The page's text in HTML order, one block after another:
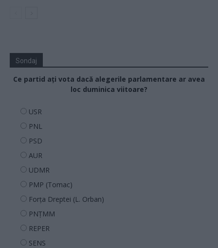
Sondaj
Ce partid ați vota dacă alegerile parlamentare ar avea
loc duminica viitoare?
USR
PNL
PSD
AUR
UDMR
PMP (Tomac)
Forța Dreptei (L. Orban)
PNȚMM
REPER
SENS